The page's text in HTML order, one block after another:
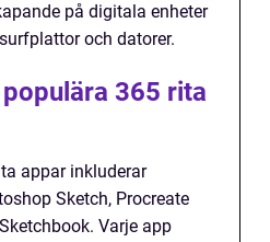
på digitala enheter
och datorer.
365 rita
appar inkluderar
Sketch, Procreate
Varje app